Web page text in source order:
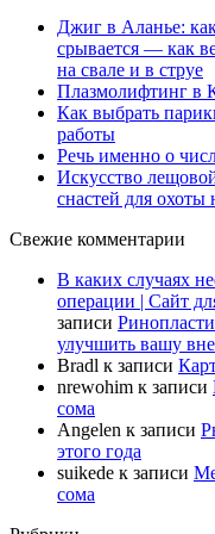
Джиг в Аланье:
срывается — как
на свале и в струе
Плазмолифтинг в
Как выбрать
работы
Речь именно о
Искусство
снастей для охоты
Свежие комментарии
В каких случаях
операции | Сайт
записи
улучшить вашу
Bradl к записи
nrewohim к записи
сома
Angelen к записи
этого года
suikede к записи
сома